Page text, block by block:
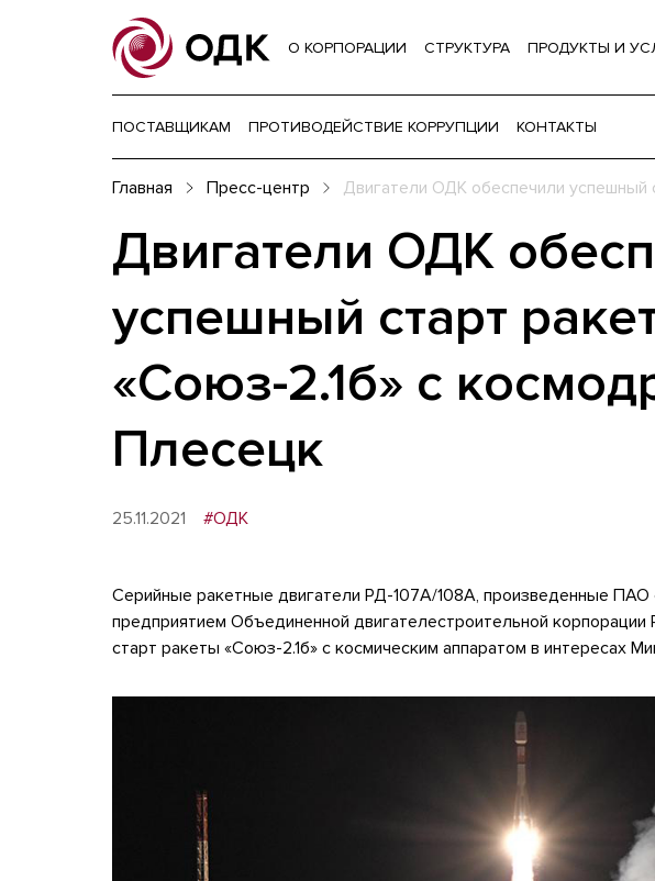
О КОРПОРАЦИИ СТРУКТУРА ПРОДУКТЫ И
ПОСТАВЩИКАМ ПРОТИВОДЕЙСТВИЕ КОРРУПЦИИ КОНТАКТЫ
Главная Пресс-центр Двигатели ОДК обеспечили
Двигатели ОДК
успешный старт
«Союз-2.1б» с
Плесецк
25.11.2021 #ОДК
Серийные ракетные двигатели РД-107А/108А, произведенные ПАО
предприятием Объединенной двигателестроительной корпорации
старт ракеты «Союз-2.1б» с космическим аппаратом в интересах